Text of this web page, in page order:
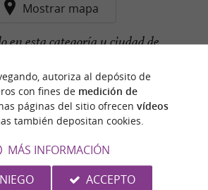
Mostrar mapa
en esta categoría y ciudad de
n
u
e
s
t
r
o
f
a
v
o
r
i
t
o
autoriza al depósito de
con fines de medición de
páginas del sitio ofrecen vídeos
también depositan cookies.
MÁS INFORMACIÓN
ACCEPTO